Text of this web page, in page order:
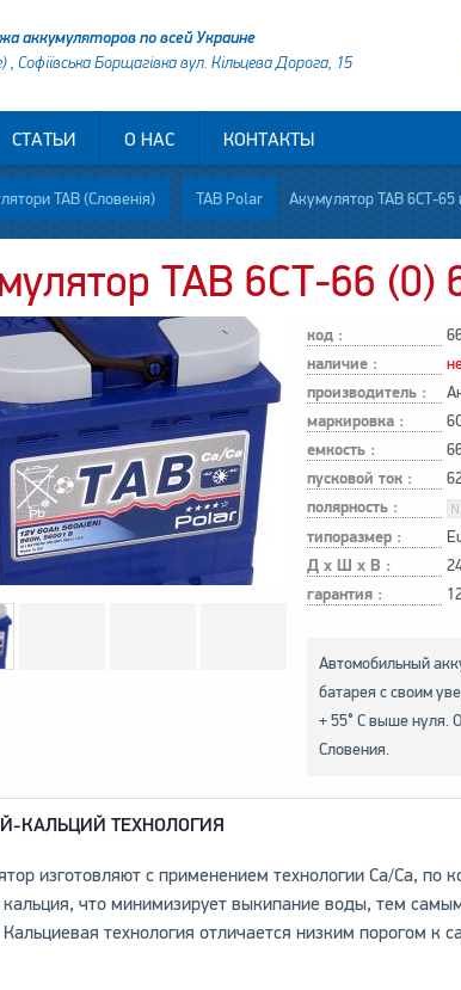
аккумуляторов по всей Украине
, Софіївська Борщагівка вул. Кільцева Дорога, 15
СТАТЬИ О НАС КОНТАКТЫ
TAB (Словенія) TAB Polar Акумулятор TAB 6СТ-65
TAB 6СТ-66 (0)
код :
наличие :
производитель :
маркировка :
емкость :
пусковой ток :
полярность :
типоразмер :
Д х Ш х В :
гарантия :
Автомобильный
батарея с своим
+ 55° С выше нуля.
Словения.
КАЛЬЦИЙ ТЕХНОЛОГИЯ
изготовляют с применением технологии Са/Са, по
что минимизирует выкипание воды, тем
технология отличается низким порогом к